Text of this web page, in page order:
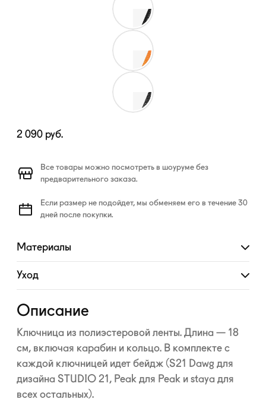
2 090 руб.
Все товары можно посмотреть в шоуруме без
предварительного заказа.
Если размер не подойдет, мы обменяем его в течение 30
дней после покупки.
Материалы
Развернуть
Уход
Развернуть
Описание
Ключница из полиэстеровой ленты. Длина — 18
см, включая карабин и кольцо. В комплекте с
каждой ключницей идет бейдж (S21 Dawg для
дизайна STUDIO 21, Peak для Peak и staya для
всех остальных).